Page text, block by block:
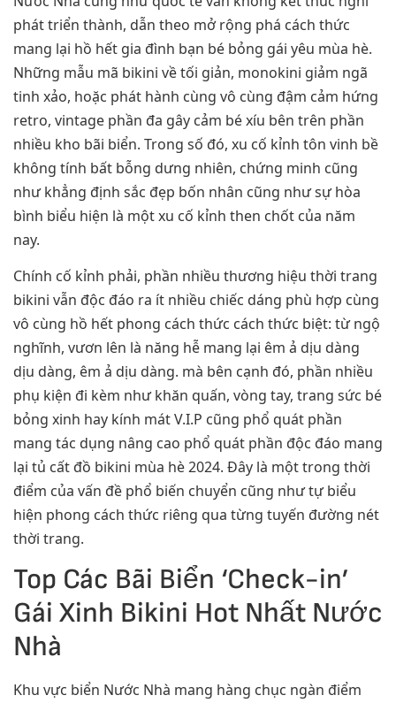
phát triển thành, dẫn theo mở rộng phá cách thức
mang lại hồ hết gia đình bạn bé bỏng gái yêu mùa hè.
Những mẫu mã bikini về tối giản, monokini giảm ngã
tinh xảo, hoặc phát hành cùng vô cùng đậm cảm hứng
retro, vintage phần đa gây cảm bé xíu bên trên phần
nhiều kho bãi biển. Trong số đó, xu cố kỉnh tôn vinh bề
không tính bất bỗng dưng nhiên, chứng minh cũng
như khẳng định sắc đẹp bốn nhân cũng như sự hòa
bình biểu hiện là một xu cố kỉnh then chốt của năm
nay.
Chính cố kỉnh phải, phần nhiều thương hiệu thời trang
bikini vẫn độc đáo ra ít nhiều chiếc dáng phù hợp cùng
vô cùng hồ hết phong cách thức cách thức biệt: từ ngộ
nghĩnh, vươn lên là năng hễ mang lại êm ả dịu dàng
dịu dàng, êm ả dịu dàng. mà bên cạnh đó, phần nhiều
phụ kiện đi kèm như khăn quấn, vòng tay, trang sức bé
bỏng xinh hay kính mát V.I.P cũng phổ quát phần
mang tác dụng nâng cao phổ quát phần độc đáo mang
lại tủ cất đồ bikini mùa hè 2024. Đây là một trong thời
điểm của vấn đề phổ biến chuyển cũng như tự biểu
hiện phong cách thức riêng qua từng tuyến đường nét
thời trang.
Top Các Bãi Biển ‘Check-in’
Gái Xinh Bikini Hot Nhất Nước
Nhà
Khu vực biển Nước Nhà mang hàng chục ngàn điểm